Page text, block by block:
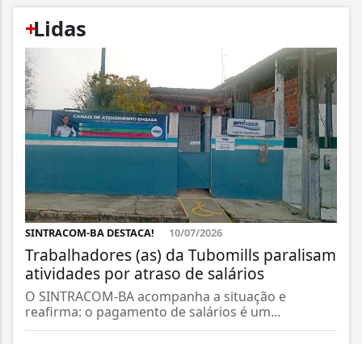
+
Lidas
SINTRACOM-BA DESTACA! 10/07/2026
Trabalhadores (as) da Tubomills paralisam
atividades por atraso de salários
O SINTRACOM-BA acompanha a situação e
reafirma: o pagamento de salários é um...